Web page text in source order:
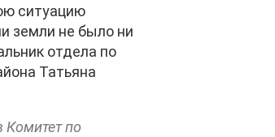
ситуацию
земли не было ни
отдела по
Татьяна
Комитет по